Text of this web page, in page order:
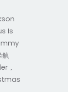
Is
鎮
，